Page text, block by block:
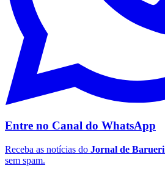
Entre no Canal do WhatsApp
Receba as notícias do Jornal de Barueri
sem spam.